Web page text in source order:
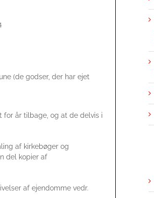
(de godser, der har ejet
år tilbage, og at de delvis i
af kirkebøger og
del kopier af
af ejendomme vedr.